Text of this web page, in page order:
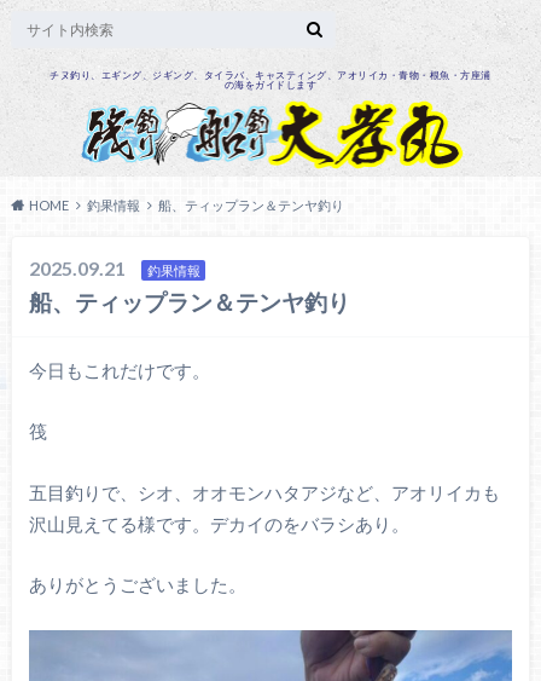
チヌ釣り、エギング、ジギング、タイラバ、キャスティング、アオリイカ・青物・根魚・方座浦
の海をガイドします
HOME 釣果情報 船、ティップラン＆テンヤ釣り
2025.09.21 釣果情報
船、ティップラン＆テンヤ釣り
今日もこれだけです。
筏
五目釣りで、シオ、オオモンハタアジなど、アオリイカも
沢山見えてる様です。デカイのをバラシあり。
ありがとうございました。